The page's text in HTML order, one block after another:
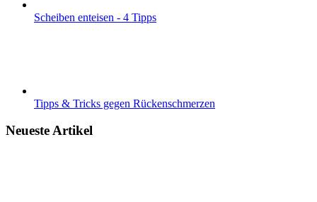
Scheiben enteisen - 4 Tipps
Tipps & Tricks gegen Rückenschmerzen
Neueste Artikel